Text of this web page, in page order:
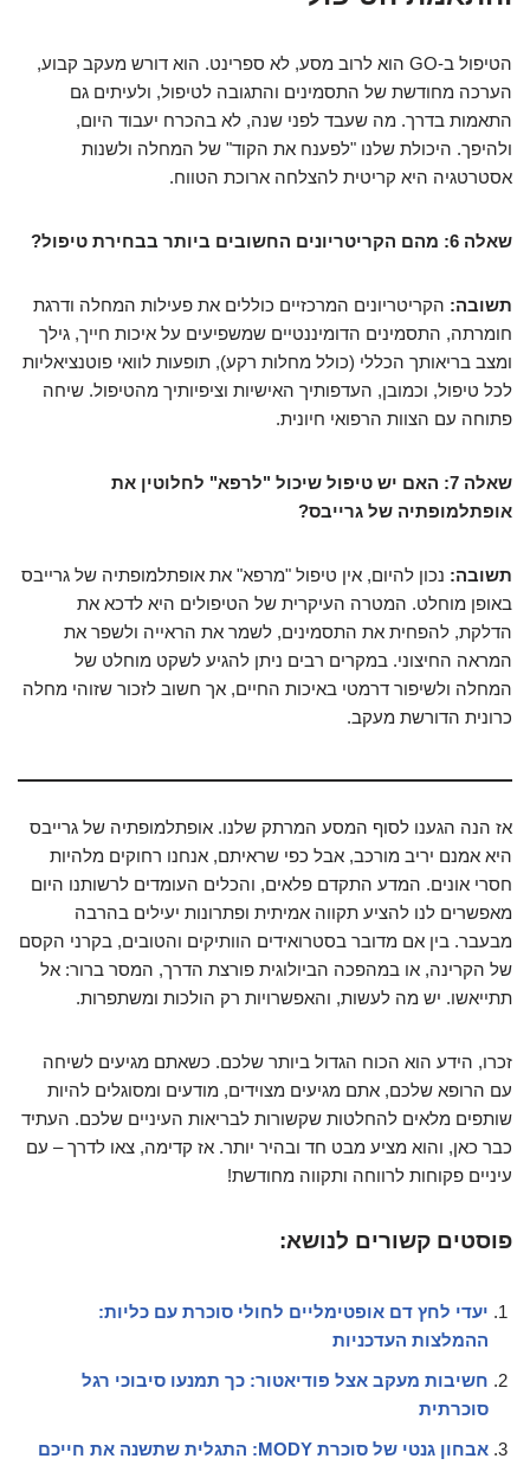
הטיפול ב-GO הוא לרוב מסע, לא ספרינט. הוא דורש מעקב קבוע,
הערכה מחודשת של התסמינים והתגובה לטיפול, ולעיתים גם
התאמות בדרך. מה שעבד לפני שנה, לא בהכרח יעבוד היום,
ולהיפך. היכולת שלנו "לפענח את הקוד" של המחלה ולשנות
אסטרטגיה היא קריטית להצלחה ארוכת הטווח.
שאלה 6: מהם הקריטריונים החשובים ביותר בבחירת טיפול?
תשובה: הקריטריונים המרכזיים כוללים את פעילות המחלה ודרגת
חומרתה, התסמינים הדומיננטיים שמשפיעים על איכות חייך, גילך
ומצב בריאותך הכללי (כולל מחלות רקע), תופעות לוואי פוטנציאליות
לכל טיפול, וכמובן, העדפותיך האישיות וציפיותיך מהטיפול. שיחה
פתוחה עם הצוות הרפואי חיונית.
שאלה 7: האם יש טיפול שיכול "לרפא" לחלוטין את
אופתלמופתיה של גרייבס?
תשובה: נכון להיום, אין טיפול "מרפא" את אופתלמופתיה של גרייבס
באופן מוחלט. המטרה העיקרית של הטיפולים היא לדכא את
הדלקת, להפחית את התסמינים, לשמר את הראייה ולשפר את
המראה החיצוני. במקרים רבים ניתן להגיע לשקט מוחלט של
המחלה ולשיפור דרמטי באיכות החיים, אך חשוב לזכור שזוהי מחלה
כרונית הדורשת מעקב.
אז הנה הגענו לסוף המסע המרתק שלנו. אופתלמופתיה של גרייבס
היא אמנם יריב מורכב, אבל כפי שראיתם, אנחנו רחוקים מלהיות
חסרי אונים. המדע התקדם פלאים, והכלים העומדים לרשותנו היום
מאפשרים לנו להציע תקווה אמיתית ופתרונות יעילים בהרבה
מבעבר. בין אם מדובר בסטרואידים הוותיקים והטובים, בקרני הקסם
של הקרינה, או במהפכה הביולוגית פורצת הדרך, המסר ברור: אל
תתייאשו. יש מה לעשות, והאפשרויות רק הולכות ומשתפרות.
זכרו, הידע הוא הכוח הגדול ביותר שלכם. כשאתם מגיעים לשיחה
עם הרופא שלכם, אתם מגיעים מצוידים, מודעים ומסוגלים להיות
שותפים מלאים להחלטות שקשורות לבריאות העיניים שלכם. העתיד
כבר כאן, והוא מציע מבט חד ובהיר יותר. אז קדימה, צאו לדרך – עם
עיניים פקוחות לרווחה ותקווה מחודשת!
פוסטים קשורים לנושא:
יעדי לחץ דם אופטימליים לחולי סוכרת עם כליות:
ההמלצות העדכניות
חשיבות מעקב אצל פודיאטור: כך תמנעו סיבוכי רגל
סוכרתית
אבחון גנטי של סוכרת MODY: התגלית שתשנה את חייכם